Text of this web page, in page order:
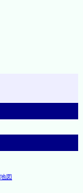
地図